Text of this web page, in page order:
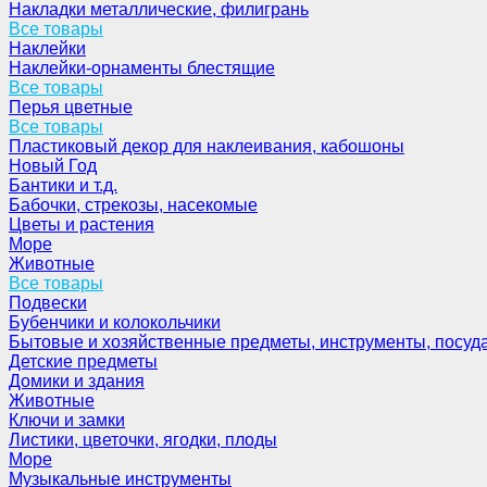
Накладки металлические, филигрань
Все товары
Наклейки
Наклейки-орнаменты блестящие
Все товары
Перья цветные
Все товары
Пластиковый декор для наклеивания, кабошоны
Новый Год
Бантики и т.д.
Бабочки, стрекозы, насекомые
Цветы и растения
Море
Животные
Все товары
Подвески
Бубенчики и колокольчики
Бытовые и хозяйственные предметы, инструменты,
Детские предметы
Домики и здания
Животные
Ключи и замки
Листики, цветочки, ягодки, плоды
Море
Музыкальные инструменты